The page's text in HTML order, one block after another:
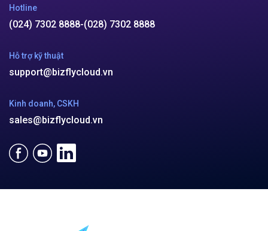
Hotline
(024) 7302 8888-(028) 7302 8888
Hỗ trợ kỹ thuật
support@bizflycloud.vn
Kinh doanh, CSKH
sales@bizflycloud.vn